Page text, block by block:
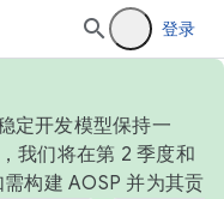
登录
定开发模型保持一
我们将在第 2 季度和
构建 AOSP 并为其贡